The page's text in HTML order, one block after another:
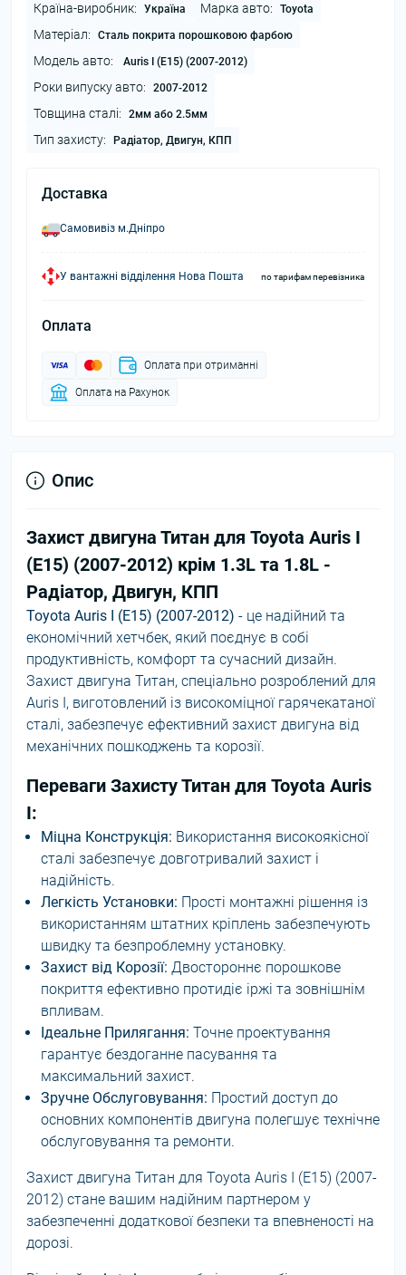
Країна-виробник: Україна Марка авто: Toyota
Матеріал: Сталь покрита порошковою фарбою
Модель авто: Auris I (E15) (2007-2012)
Роки випуску авто: 2007-2012
Товщина сталі: 2мм або 2.5мм
Тип захисту: Радіатор, Двигун, КПП
Доставка
Самовивіз м.Дніпро
У вантажні відділення Нова Пошта по тарифам перевізника
Оплата
Оплата при отриманні
Оплата на Рахунок
Опис
Захист двигуна Титан для Toyota Auris I
(E15) (2007-2012) крім 1.3L та 1.8L -
Радіатор, Двигун, КПП
Toyota Auris I (E15) (2007-2012) - це надійний та
економічний хетчбек, який поєднує в собі
продуктивність, комфорт та сучасний дизайн.
Захист двигуна Титан, спеціально розроблений для
Auris I, виготовлений із високоміцної гарячекатаної
сталі, забезпечує ефективний захист двигуна від
механічних пошкоджень та корозії.
Переваги Захисту Титан для Toyota Auris
I:
Міцна Конструкція: Використання високоякісної
сталі забезпечує довготривалий захист і
надійність.
Легкість Установки: Прості монтажні рішення із
використанням штатних кріплень забезпечують
швидку та безпроблемну установку.
Захист від Корозії: Двостороннє порошкове
покриття ефективно протидіє іржі та зовнішнім
впливам.
Ідеальне Прилягання: Точне проектування
гарантує бездоганне пасування та
максимальний захист.
Зручне Обслуговування: Простий доступ до
основних компонентів двигуна полегшує технічне
обслуговування та ремонти.
Захист двигуна Титан для Toyota Auris I (E15) (2007-
2012) стане вашим надійним партнером у
забезпеченні додаткової безпеки та впевненості на
дорозі.